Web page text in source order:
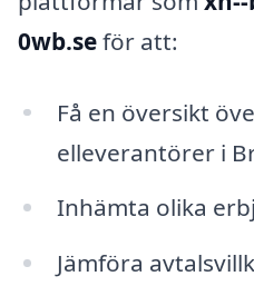
0wb.seför att:
Få en översikt
elleverantörer i
Inhämta olika
Jämföra